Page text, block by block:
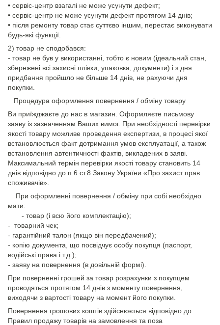
• сервіс-центр взагалі не може усунути дефект;
• сервіс-центр не може усунути дефект протягом 14 днів;
• після ремонту товар стає суттєво іншим, перестає виконувати
будь-які функції.
2) товар не сподобався:
- товар не був у використанні, тобто є новим (ідеальний стан,
збережені всі захисні плівки, упаковка, документи) і з дня
придбання пройшло не більше 14 днів, не рахуючи дня
покупки.
Процедура оформлення повернення / обміну товару
Ви приїжджаєте до нас в магазин. Оформляєте письмову
заяву із зазначенням Ваших вимог. При необхідності перевірки
якості товару можливе проведення експертизи, в процесі якої
встановлюється факт дотримання умов експлуатації, а також
встановлення автентичності фактів, викладених в заяві.
Максимальний термін перевірки якості товару становить 14
днів відповідно до п.6 ст.8 Закону України «Про захист прав
споживачів».
При оформленні повернення / обміну при собі необхідно
мати:
- товар (і всю його комплектацію);
- товарний чек;
- гарантійний талон (якщо він передбачений);
- копію документа, що посвідчує особу покупця (паспорт,
водійські права і т.д.);
- заяву на повернення (в довільній формі).
При поверненні грошей за товар розрахунки з покупцем
проводяться протягом 14 днів з моменту повернення,
виходячи з вартості товару на момент його покупки.
Повернення грошових коштів здійснюється відповідно до
Правил продажу товарів на замовлення та поза